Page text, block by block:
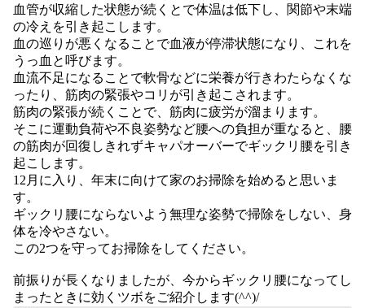
血管が収縮した状態が続くとで体温は低下し、関節や末端
の冷えを引き起こします。
血の巡りが悪くなることで血液が停滞状態になり、これを
うっ血と呼びます。
血流不足になることで軟骨などに栄養が行きわたらなくな
ったり、筋肉の緊張やコリが引き起こされます。
筋肉の緊張が続くことで、筋肉に疲労が溜まります。
そこに運動負荷や不良姿勢など腰への負担が重なると、腰
の筋肉が回復しきれずキャパオーバーでギックリ腰を引き
起こします。
12月に入り、年末に向けて家のお掃除を始めると思いま
す。
ギックリ腰にならないよう無理な姿勢で掃除をしない、身
体を冷やさない。
この2つを守ってお掃除をしてください。
前振りが長くなりましたが、今からギックリ腰になってし
まったときに効くツボをご紹介します(^^)/